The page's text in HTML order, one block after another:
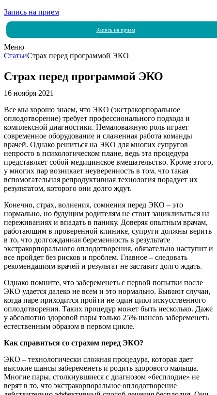
Запись на прием
Запись на прием
Меню
СтатьиСтрах перед программой ЭКО
Страх перед программой ЭКО
16 ноября 2021
Все мы хорошо знаем, что ЭКО (экстракорпоральное
оплодотворение) требует профессионального подхода и
комплексной диагностики. Немаловажную роль играет
современное оборудование и слаженная работа команды
врачей. Однако решиться на ЭКО для многих супругов
непросто в психологическом плане, ведь эта процедура
представляет собой медицинское вмешательство. Кроме этого,
у многих пар возникает неуверенность в том, что такая
вспомогательная репродуктивная технология порадует их
результатом, которого они долго ждут.
Конечно, страх, волнения, сомнения перед ЭКО – это
нормально, но будущим родителям не стоит зацикливаться на
переживаниях и впадать в панику. Доверяя опытным врачам,
работающим в проверенной клинике, супруги должны верить
в то, что долгожданная беременность в результате
экстракорпорального оплодотворения, обязательно наступит и
все пройдет без рисков и проблем. Главное – следовать
рекомендациям врачей и результат не заставит долго ждать.
Однако помните, что забеременеть с первой попытки после
ЭКО удается далеко не всем и это нормально. Бывают случаи,
когда паре приходится пройти не один цикл искусственного
оплодотворения. Таких процедур может быть несколько. Даже
у абсолютно здоровой пары только 25% шансов забеременеть
естественным образом в первом цикле.
Как справиться со страхом перед ЭКО?
ЭКО – технологически сложная процедура, которая дает
высокие шансы забеременеть и родить здорового малыша.
Многие пары, столкнувшиеся с диагнозом «бесплодие» не
верят в то, что экстракорпоральное оплодотворение